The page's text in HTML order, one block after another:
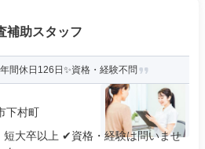
補助スタッフ
間休日126日✨資格・経験不問
下村町
大卒以上 ✔資格・経験は問いませ